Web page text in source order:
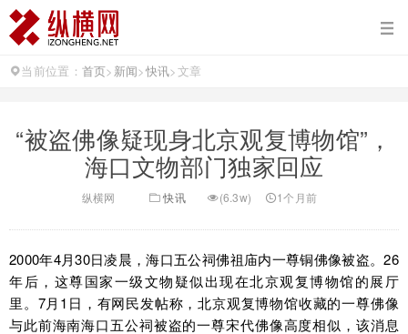
当前位置： 首页> 新闻>快讯>文章
“被盗佛像疑现身北京观复博物馆”，
海口文物部门独家回应
纵横网 快讯 (6.3w) 1个月前
2000年4月30日凌晨，海口五公祠佛祖庙内一尊铜佛像被盗。26
年后，这尊国家一级文物疑似出现在北京观复博物馆的展厅
里。7月1日，有网民发帖称，北京观复博物馆收藏的一尊佛像
与此前海南海口五公祠被盗的一尊宋代佛像高度相似，该消息